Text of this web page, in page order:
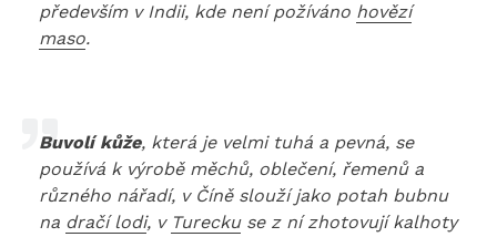
především v Indii, kde není požíváno hovězí
maso.
Buvolí kůže, která je velmi tuhá a pevná, se
používá k výrobě měchů, oblečení, řemenů a
různého nářadí, v Číně slouží jako potah bubnu
na dračí lodi, v Tureckuse z ní zhotovují kalhoty